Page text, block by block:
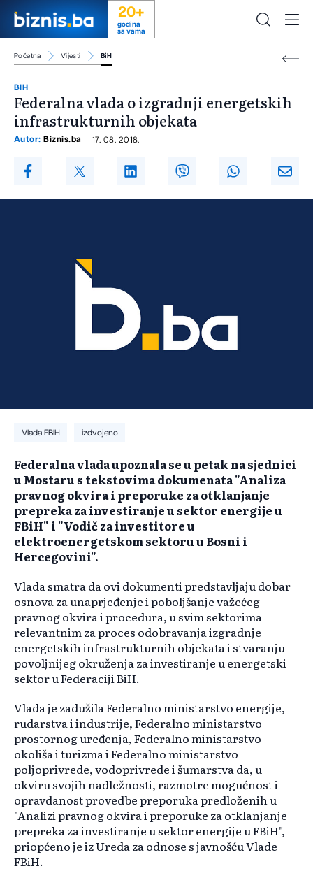
20+
godina
sa vama
Početna Vijesti BiH
BIH
Federalna vlada o izgradnji energetskih
infrastrukturnih objekata
Autor: Biznis.ba 17. 08. 2018.
Vlada FBIH izdvojeno
Federalna vlada upoznala se u petak na sjednici
u Mostaru s tekstovima dokumenata "Analiza
pravnog okvira i preporuke za otklanjanje
prepreka za investiranje u sektor energije u
FBiH" i "Vodič za investitore u
elektroenergetskom sektoru u Bosni i
Hercegovini".
Vlada smatra da ovi dokumenti predstavljaju dobar
osnova za unaprjeđenje i poboljšanje važećeg
pravnog okvira i procedura, u svim sektorima
relevantnim za proces odobravanja izgradnje
energetskih infrastrukturnih objekata i stvaranju
povoljnijeg okruženja za investiranje u energetski
sektor u Federaciji BiH.
Vlada je zadužila Federalno ministarstvo energije,
rudarstva i industrije, Federalno ministarstvo
prostornog uređenja, Federalno ministarstvo
okoliša i turizma i Federalno ministarstvo
poljoprivrede, vodoprivrede i šumarstva da, u
okviru svojih nadležnosti, razmotre mogućnost i
opravdanost provedbe preporuka predloženih u
"Analizi pravnog okvira i preporuke za otklanjanje
prepreka za investiranje u sektor energije u FBiH",
priopćeno je iz Ureda za odnose s javnošću Vlade
FBiH.